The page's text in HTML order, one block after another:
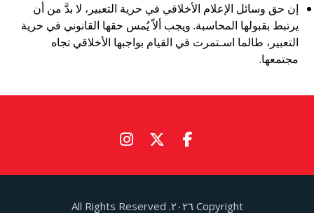
إن حق وسائل الإعلام الأخلاقي في حرية التعبير، لا بدَّ من أن
يرتبط بقبولها المحاسبة. ويجب ألاّ يُمس حقها القانوني في حرية
التعبير، طالما اسـتمرت في القيام بواجبها الأخلاقي تجاه
مجتمعها.
Copyright ٢٠٢٦. All Rights Reserved